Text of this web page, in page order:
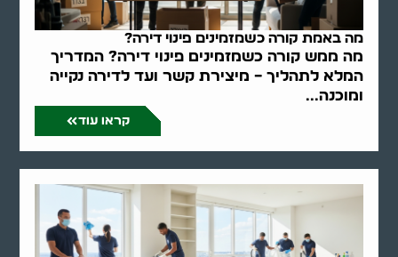
מה באמת קורה כשמזמינים פינוי דירה?
מה ממש קורה כשמזמינים פינוי דירה? המדריך
המלא לתהליך – מיצירת קשר ועד לדירה נקייה
ומוכנה...
קראו עוד